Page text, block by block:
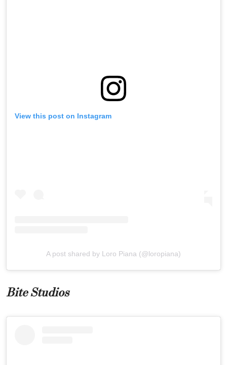
View this post on Instagram
A post shared by Loro Piana (@loropiana)
Bite Studios